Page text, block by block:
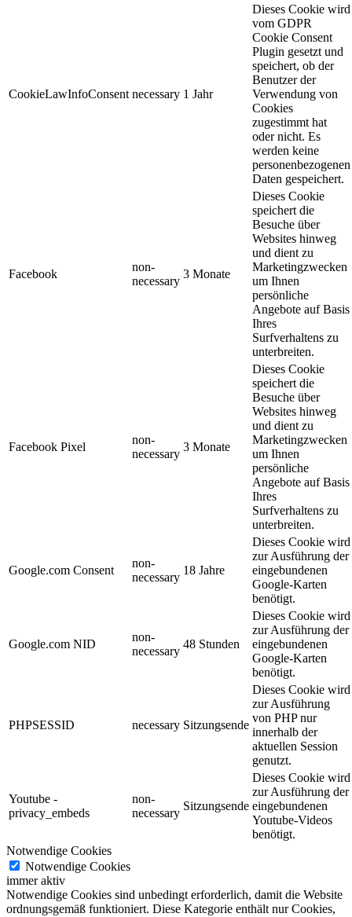
CookieLawInfoConsent necessary 1 Jahr
Dieses Cookie wird
vom GDPR
Cookie Consent
Plugin gesetzt und
speichert, ob der
Benutzer der
Verwendung von
Cookies
zugestimmt hat
oder nicht. Es
werden keine
personenbezogenen
Daten gespeichert.
Facebook
non-
necessary
3 Monate
Dieses Cookie
speichert die
Besuche über
Websites hinweg
und dient zu
Marketingzwecken
um Ihnen
persönliche
Angebote auf Basis
Ihres
Surfverhaltens zu
unterbreiten.
Facebook Pixel
non-
necessary
3 Monate
Dieses Cookie
speichert die
Besuche über
Websites hinweg
und dient zu
Marketingzwecken
um Ihnen
persönliche
Angebote auf Basis
Ihres
Surfverhaltens zu
unterbreiten.
Google.com Consent
non-
necessary
18 Jahre
Dieses Cookie wird
zur Ausführung der
eingebundenen
Google-Karten
benötigt.
Google.com NID
non-
necessary
48 Stunden
Dieses Cookie wird
zur Ausführung der
eingebundenen
Google-Karten
benötigt.
PHPSESSID necessary Sitzungsende
Dieses Cookie wird
zur Ausführung
von PHP nur
innerhalb der
aktuellen Session
genutzt.
Youtube -
privacy_embeds
non-
necessary
Sitzungsende
Dieses Cookie wird
zur Ausführung der
eingebundenen
Youtube-Videos
benötigt.
Notwendige Cookies
Notwendige Cookies
immer aktiv
Notwendige Cookies sind unbedingt erforderlich, damit die Website
ordnungsgemäß funktioniert. Diese Kategorie enthält nur Cookies,